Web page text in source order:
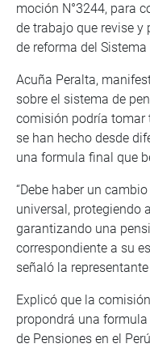
moción N°3244, para
de trabajo que revise
de reforma del
Acuña Peralta,
sobre el sistema de
comisión podría tomar
se han hecho desde
una formula final que
“Debe haber un
universal, protegiendo
garantizando una
correspondiente a su
señaló la
Explicó que la
propondrá una
de Pensiones en el